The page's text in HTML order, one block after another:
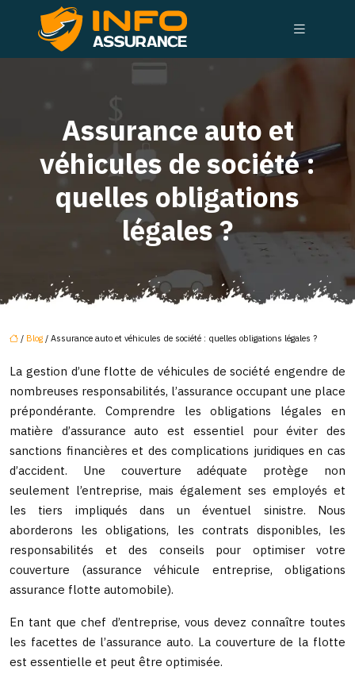
Assurance auto et
véhicules de société :
quelles obligations
légales ?
/ Blog / Assurance auto et véhicules de société : quelles obligations légales ?
La gestion d’une flotte de véhicules de société engendre de
nombreuses responsabilités, l’assurance occupant une place
prépondérante. Comprendre les obligations légales en
matière d’assurance auto est essentiel pour éviter des
sanctions financières et des complications juridiques en cas
d’accident. Une couverture adéquate protège non
seulement l’entreprise, mais également ses employés et
les tiers impliqués dans un éventuel sinistre. Nous
aborderons les obligations, les contrats disponibles, les
responsabilités et des conseils pour optimiser votre
couverture (assurance véhicule entreprise, obligations
assurance flotte automobile).
En tant que chef d’entreprise, vous devez connaître toutes
les facettes de l’assurance auto. La couverture de la flotte
est essentielle et peut être optimisée.